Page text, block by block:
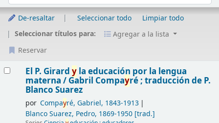
De-resaltar Seleccionar todo
Limpiar todo
Seleccionar títulos para:
Agregar a la lista
Reservar
El P. Girard yla educación por la lengua
materna / Gabril Compayré ; traducción de P.
Blanco Suarez
por Compayré, Gabriel, 1843-1913
Blanco Suarez, Pedro, 1869-1950[trad.]